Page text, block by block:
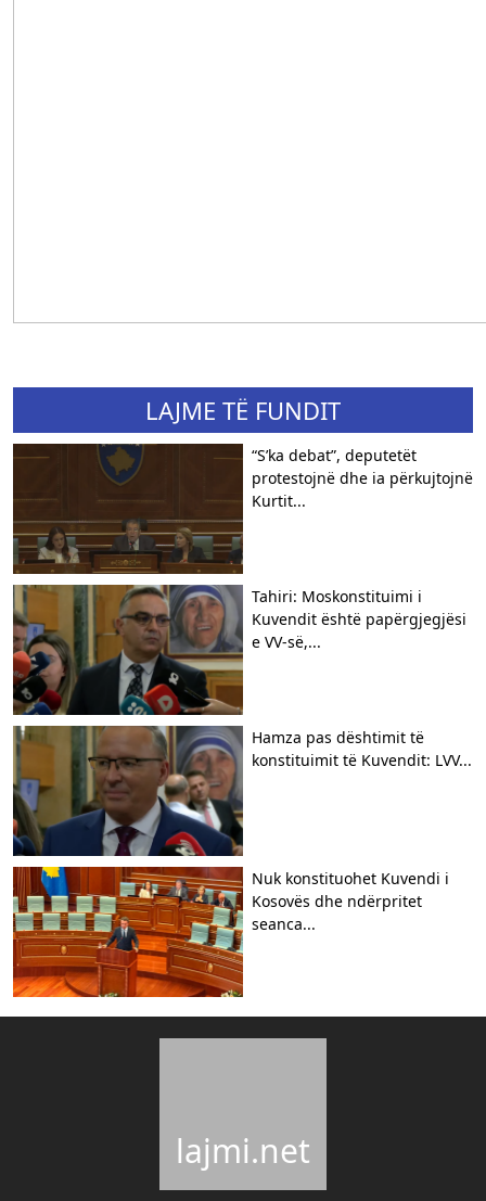
LAJME TË FUNDIT
“S’ka debat”, deputetët
protestojnë dhe ia përkujtojnë
Kurtit...
Tahiri: Moskonstituimi i
Kuvendit është papërgjegjësi
e VV-së,...
Hamza pas dështimit të
konstituimit të Kuvendit: LVV...
Nuk konstituohet Kuvendi i
Kosovës dhe ndërpritet
seanca...
lajmi.net